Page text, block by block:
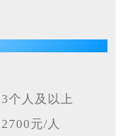
3个人及以上
2700元/人